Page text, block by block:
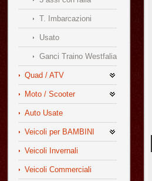
T. Imbarcazioni
Usato
Ganci Traino Westfalia
Quad / ATV
Moto / Scooter
Auto Usate
Veicoli per BAMBINI
Veicoli Invernali
Veicoli Commerciali